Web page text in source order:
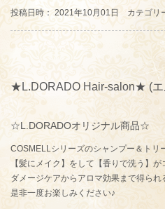
投稿日時： 2021年10月01日 カテゴリ
★L.DORADO Hair-salon★ (エ
☆L.DORADOオリジナル商品☆
COSMELLシリーズのシャンプー＆トリ
【髪にメイク】をして【香りで洗う】が
ダメージケアからアロマ効果まで得ら
是非一度お楽しみください♪